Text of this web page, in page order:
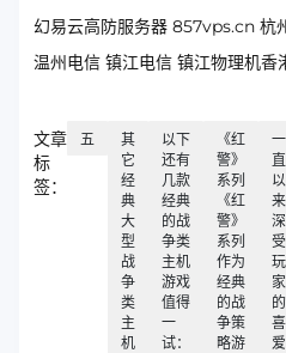
幻易云高防服务器 857vps.cn
温州电信 镇江电信 镇江物理机香
文章
标
签：
五
其
它
经
典
大
型
战
争
类
主
机
以下
还有
几款
经典
的战
争类
主机
游戏
值得
一
试：
《红
警》
系列
《红
警》
系列
作为
经典
的战
争策
略游
一
直
以
来
深
受
玩
家
的
喜
爱